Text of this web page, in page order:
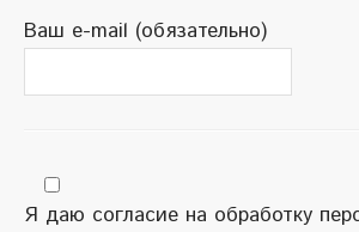
Ваш e-mail (обязательно)
Я даю согласие на обработку